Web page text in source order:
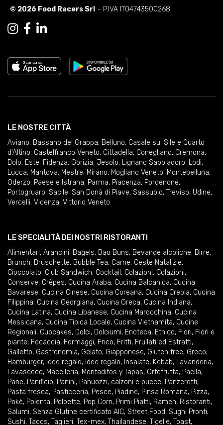
© 2026 Food Racers Srl - P.IVA IT04743500268
LE NOSTRE CITTÀ
Aviano, Bassano del Grappa, Belluno, Casale sul Sile e Quarto
d'Altino, Castelfranco Veneto, Cittadella, Conegliano, Cremona,
Dolo, Este, Fidenza, Gorizia, Jesolo, Lignano Sabbiadoro, Lodi,
Lucca, Mantova, Mestre, Mirano, Mogliano Veneto, Montebelluna,
Oderzo, Paese e Istrana, Parma, Piacenza, Pordenone,
Portogruaro, Sacile, San Donà di Piave, Sassuolo, Treviso, Udine,
Vercelli, Vicenza, Vittorio Veneto
LE SPECIALITÀ DEI NOSTRI RISTORANTI
Alimentari, Arancini, Bagels, Bao Buns, Bevande alcoliche, Birre,
Brunch, Bruschette, Bubble Tea, Carne, Ceste Natalizie,
Cioccolato, Club Sandwich, Cocktail , Colazioni, Colazioni,
Conserve, Crêpes, Cucina Araba, Cucina Balcanica, Cucina
Bavarese, Cucina Cinese, Cucina Coreana, Cucina Creola, Cucina
Filippina, Cucina Georgiana, Cucina Greca, Cucina Indiana,
Cucina Latina, Cucina Libanese, Cucina Marocchina, Cucina
Messicana, Cucina Tipica Locale, Cucina Vietnamita, Cucine
Regionali, Cupcakes, Dolci, Dolciumi, Enoteca, Etnico, Fiori, Fiori e
piante, Focaccia, Formaggi, Frico, Fritti, Frullati ed Estratti,
Galletto, Gastronomia, Gelato, Giapponese, Gluten free, Greco,
Hamburger, Idee regalo, Idee regalo, Insalate, Kebab, Lavanderia,
Lavasecco, Macelleria, Montaditos y Tapas, Ortofrutta, Paella,
Pane, Panificio, Panini, Panuozzi, calzoni e pucce, Panzerotti,
Pasta fresca, Pasticceria, Pesce, Piadine, Pinsa Romana, Pizza,
Pokè, Polenta, Polpette, Pop Corn, Primi Piatti, Ramen, Ristoranti,
Salumi, Senza Glutine certificato AIC, Street Food, Sughi Pronti,
Sushi, Tacos, Taglieri, Tex-mex, Thailandese, Tigelle, Toast,